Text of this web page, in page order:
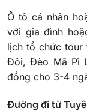
Ô tô cá nhân
với gia đình
lịch tổ chức tour
Đôi, Đèo Mã Pì
đồng cho 3-4
Đường đi từ